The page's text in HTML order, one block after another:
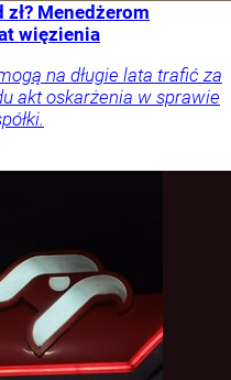
Menedżerom
więzienia
na długie lata trafić za
akt oskarżenia w sprawie